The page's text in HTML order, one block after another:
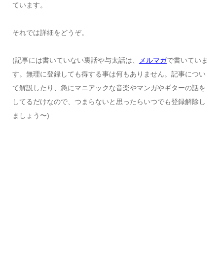
ています。
それでは詳細をどうぞ。
(記事には書いていない裏話や与太話は、 メルマガで書いていま
す。無理に登録しても得する事は何もありません。記事につい
て解説したり、急にマニアックな音楽やマンガやギターの話を
してるだけなので、つまらないと思ったらいつでも登録解除し
ましょう〜)